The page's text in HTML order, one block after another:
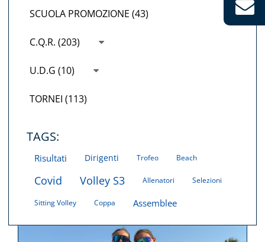
SCUOLA PROMOZIONE (43)
C.Q.R. (203)
U.D.G (10)
TORNEI (113)
TAGS:
Risultati Dirigenti Trofeo Beach
Covid Volley S3 Allenatori Selezioni
Sitting Volley Coppa Assemblee